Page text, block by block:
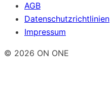
AGB
Datenschutzrichtlinien
Impressum
© 2026 ON ONE